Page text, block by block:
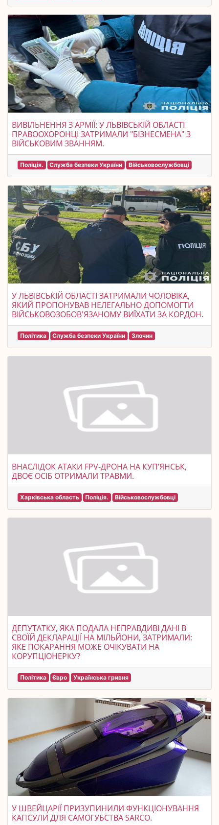
ВИВІЛЬНЕННЯ З АРМІЇ: У ЛЬВІВСЬКІЙ ОБЛАСТІ
ПРАВООХОРОНЦІ ЗАТРИМАЛИ "БІЗНЕСМЕНА" З
ВІЙСЬКОВИМ ЗВАННЯМ.
Поліція. Служба безпеки України Військовослужбовці
У ЛЬВІВСЬКІЙ ОБЛАСТІ ЗАТРИМАЛИ ЧОЛОВІКА,
ЯКИЙ ПРОПОНУВАВ НЕЛЕГАЛЬНО ДОПОМОГТИ
ВІЙСЬКОВОЗОБОВ'ЯЗАНОМУ ВИЇХАТИ ЗА КОРДОН.
Політика Служба безпеки України Злочин
ВНАСЛІДОК АТАКИ FPV-ДРОНА НА КУПʼЯНСЬК,
ДВОЄ ОСІБ ОТРИМАЛИ ТРАВМИ.
Харківська область Поліція. Військовослужбовці
ДЕПУТАТКУ, ЯКА ПОДАЛА НЕПРАВДИВІ ДАНІ В
СВОЇЙ ДЕКЛАРАЦІЇ НА МІЛЬЙОНИ, ЗАТРИМАЛИ:
ЯКЕ ПОКАРАННЯ МОЖЕ ОЧІКУВАТИ НА
КОРУПЦІОНЕРКУ?
Політика Євро Українська гривня
У ШВЕЙЦАРІЇ ПРИЗУПИНИЛИ ФУНКЦІОНУВАННЯ
КАПСУЛИ ДЛЯ САМОГУБСТВА SARCO.